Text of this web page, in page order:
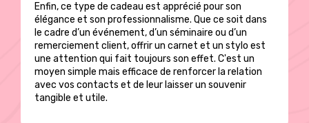
Enfin, ce type de cadeau est apprécié pour son
élégance et son professionnalisme. Que ce soit dans
le cadre d’un événement, d’un séminaire ou d’un
remerciement client, offrir un carnet et un stylo est
une attention qui fait toujours son effet. C'est un
moyen simple mais efficace de renforcer la relation
avec vos contacts et de leur laisser un souvenir
tangible et utile.